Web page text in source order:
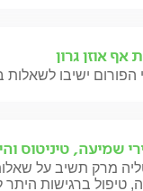
אף אוזן גרון
הפורום ישיבו לשאלות
שמיעה, טיניטוס
מרק תשיב על
טיפול ברגישות היתר